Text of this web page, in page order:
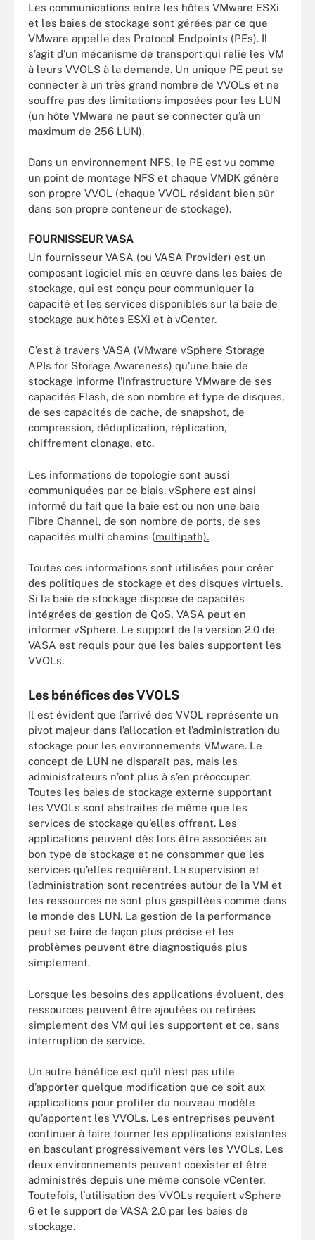
Les communications entre les hôtes VMware ESXi
et les baies de stockage sont gérées par ce que
VMware appelle des Protocol Endpoints (PEs). Il
s’agit d’un mécanisme de transport qui relie les VM
à leurs VVOLS à la demande. Un unique PE peut se
connecter à un très grand nombre de VVOLs et ne
souffre pas des limitations imposées pour les LUN
(un hôte VMware ne peut se connecter qu’à un
maximum de 256 LUN).
Dans un environnement NFS, le PE est vu comme
un point de montage NFS et chaque VMDK génère
son propre VVOL (chaque VVOL résidant bien sûr
dans son propre conteneur de stockage).
FOURNISSEUR VASA
Un fournisseur VASA (ou VASA Provider) est un
composant logiciel mis en œuvre dans les baies de
stockage, qui est conçu pour communiquer la
capacité et les services disponibles sur la baie de
stockage aux hôtes ESXi et à vCenter.
C’est à travers VASA (VMware vSphere Storage
APIs for Storage Awareness) qu’une baie de
stockage informe l’infrastructure VMware de ses
capacités Flash, de son nombre et type de disques,
de ses capacités de cache, de snapshot, de
compression, déduplication, réplica­tion,
chiffrement clonage, etc.
Les informations de topologie sont aussi
communiquées par ce biais. vSphere est ainsi
informé du fait que la baie est ou non une baie
Fibre Channel, de son nombre de ports, de ses
capacités multi chemins (multipath).
Toutes ces informations sont utilisées pour créer
des politiques de stockage et des disques virtuels.
Si la baie de stockage dispose de capacités
intégrées de gestion de QoS, VASA peut en
informer vSphere. Le support de la version 2.0 de
VASA est requis pour que les baies supportent les
VVOLs.
Les bénéfices des VVOLS
Il est évident que l’arrivé des VVOL représente un
pivot majeur dans l’allocation et l’administration du
stockage pour les environnements VMware. Le
concept de LUN ne disparaît pas, mais les
administrateurs n’ont plus à s’en préoccuper.
Toutes les baies de stockage externe supportant
les VVOLs sont abstraites de même que les
services de stockage qu’elles offrent. Les
applications peuvent dès lors être associées au
bon type de stockage et ne consommer que les
services qu’elles requièrent. La supervision et
l’administration sont recentrées autour de la VM et
les ressources ne sont plus gaspillées comme dans
le monde des LUN. La gestion de la performance
peut se faire de façon plus précise et les
problèmes peuvent être diagnostiqués plus
simplement.
Lorsque les besoins des applications évoluent, des
ressources peuvent être ajoutées ou retirées
simplement des VM qui les supportent et ce, sans
interruption de service.
Un autre bénéfice est qu’il n’est pas utile
d’apporter quelque modification que ce soit aux
applications pour profiter du nouveau modèle
qu’apportent les VVOLs. Les entreprises peuvent
continuer à faire tourner les applications existantes
en basculant progressivement vers les VVOLs. Les
deux environnements peuvent coexister et être
administrés depuis une même console vCenter.
Toutefois, l’utilisation des VVOLs requiert vSphere
6 et le support de VASA 2.0 par les baies de
stockage.